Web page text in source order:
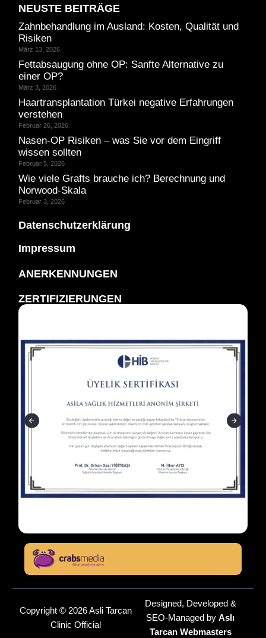
NEUSTE BEITRÄGE
Zahnbehandlung im Ausland: Kosten, Qualität und
Risiken
März 13, 2026
Fettabsaugung ohne OP: Sanfte Alternative zu
einer OP?
März 3, 2026
Haartransplantation Türkei negative Erfahrungen
verstehen
Februar 26, 2026
Nasen-OP Risiken – was Sie vor dem Eingriff
wissen sollten
Februar 5, 2026
Wie viele Grafts brauche ich? Berechnung und
Norwood-Skala
Februar 3, 2026
Datenschutzerklärung
Impressum
ANERKENNUNGEN
ZERTIFIZIERUNGEN
Copyright © 2026 Asli Tarcan
Clinic Official
Designed, Developed &
SEO-Managed by Aslı
Tarcan Webmasters